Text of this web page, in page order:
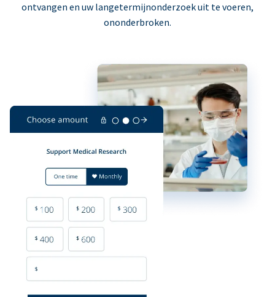
ontvangen en uw langetermijnonderzoek uit te voeren,
ononderbroken.